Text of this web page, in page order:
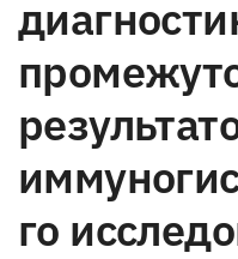
го